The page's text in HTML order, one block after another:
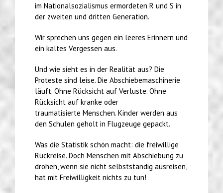
im Nationalsozialismus ermordeten R und S in
der zweiten und dritten Generation.
Wir sprechen uns gegen ein leeres Erinnern und
ein kaltes Vergessen aus.
Und wie sieht es in der Realität aus? Die
Proteste sind leise. Die Abschiebemaschinerie
läuft. Ohne Rücksicht auf Verluste. Ohne
Rücksicht auf kranke oder
traumatisierte Menschen. Kinder werden aus
den Schulen geholt in Flugzeuge gepackt.
Was die Statistik schön macht: die freiwillige
Rückreise. Doch Menschen mit Abschiebung zu
drohen, wenn sie nicht selbstständig ausreisen,
hat mit Freiwilligkeit nichts zu tun!